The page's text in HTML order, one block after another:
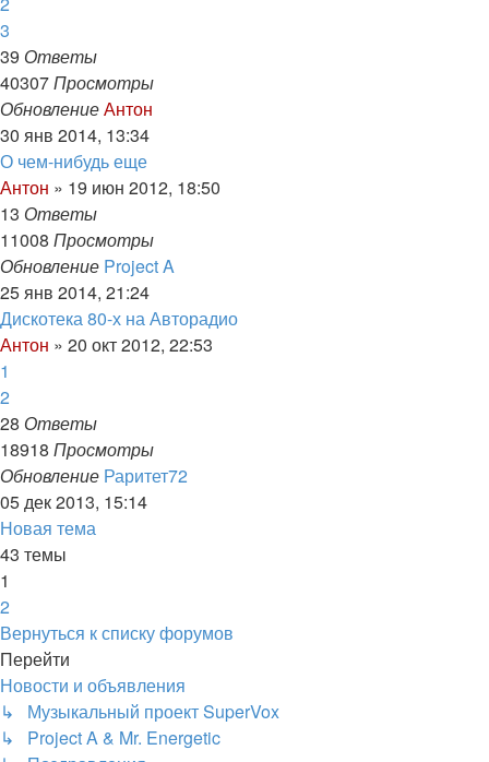
3
39 Ответы
40307Просмотры
ОбновлениеАнтон
30 янв 2014, 13:34
О чем-нибудь еще
Антон » 19 июн 2012, 18:50
13 Ответы
11008 Просмотры
Обновление Project A
25 янв 2014, 21:24
Дискотека 80-х на Авторадио
Антон » 20 окт 2012, 22:53
1
2
28 Ответы
18918 Просмотры
Обновление Раритет72
05 дек 2013, 15:14
Новая
тема
Новая тема
43 темы
1
2
След.
Вернуться к списку форумов
Перейти
Новости и объявления
↳ Музыкальный проект SuperVox
↳ Project A & Mr. Energetic